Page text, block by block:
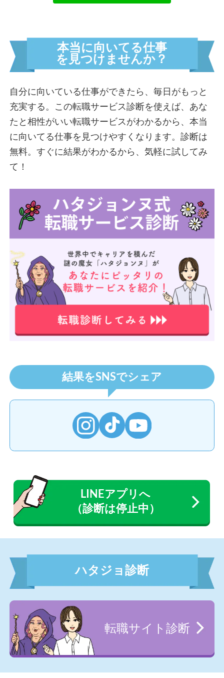
自由すぎてごめん界隈
頼れる姉御界隈
コスパ界隈
前線指揮界隈
運営者情報
イライラ診断を受ける
モヤモヤ診断を受ける
転職サイト診断を受ける
本当に向いてる仕事
を見つけませんか？
自分に向いている仕事ができたら、毎日がもっと
充実する。この転職サービス診断を使えば、あな
たと相性がいい転職サービスがわかるから、本当
に向いてる仕事を見つけやすくなります。診断は
無料。すぐに結果がわかるから、気軽に試してみ
て！
結果をSNSでシェア
LINEアプリへ
（診断は停止中）
ハタジョ診断
転職サイト診断